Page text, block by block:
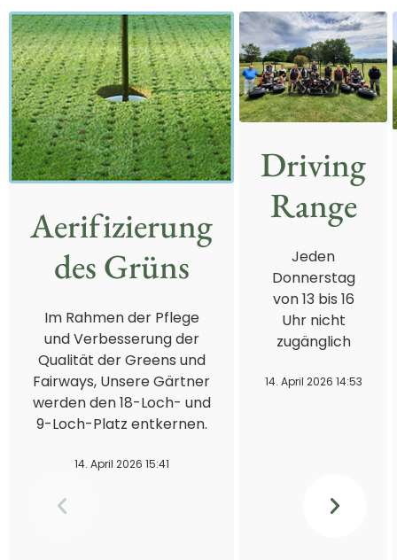
Aerifizierung
des Grüns
Im Rahmen der Pflege
und Verbesserung der
Qualität der Greens und
Fairways, Unsere Gärtner
werden den 18-Loch- und
9-Loch-Platz entkernen.
14. April 2026 15:41
Driving
Range
Jeden
Donnerstag
von 13 bis 16
Uhr nicht
zugänglich
14. April 2026 14:53